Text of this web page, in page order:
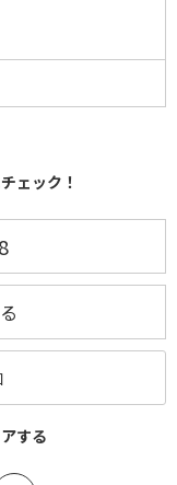
ェック！
する